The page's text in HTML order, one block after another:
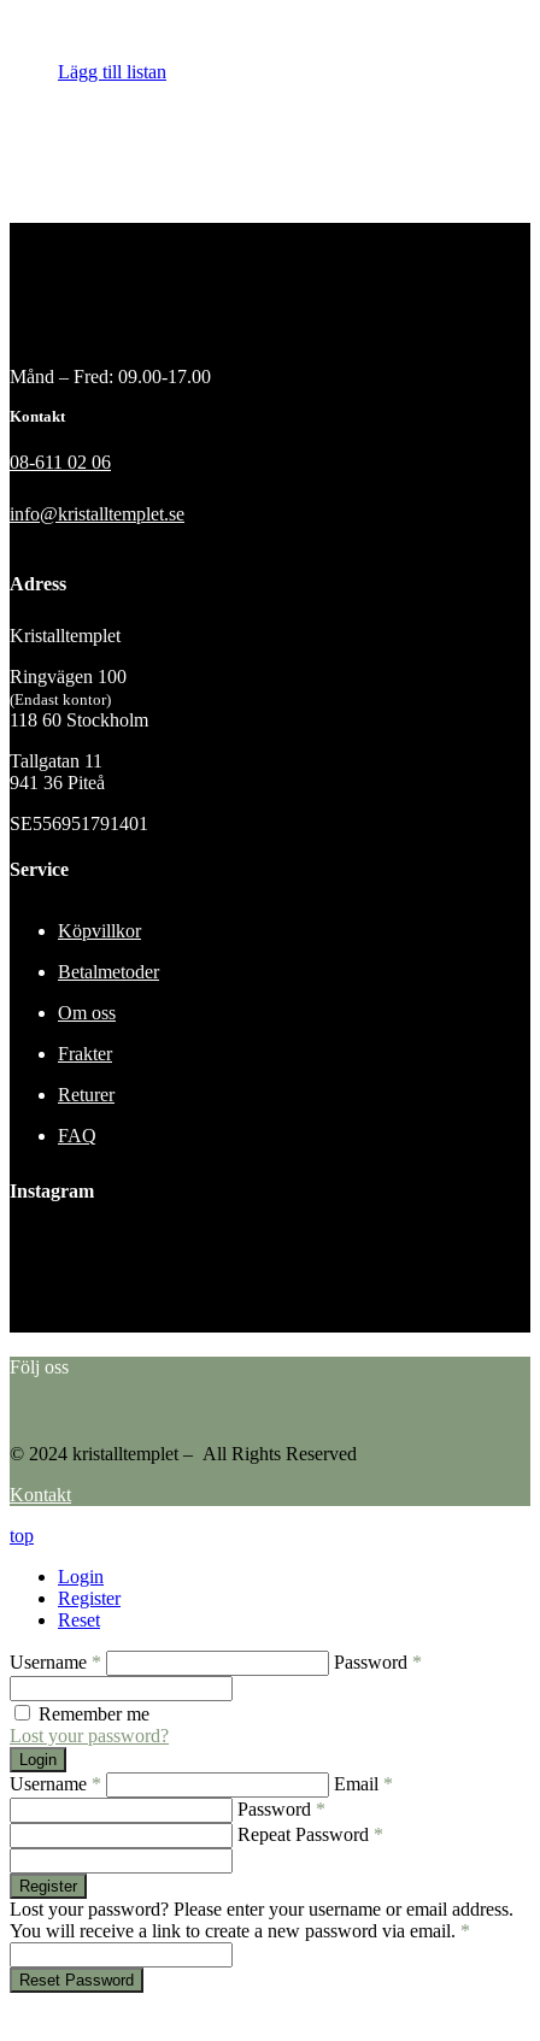
Lägg till listan
Månd – Fred: 09.00-17.00
Kontakt
08-611 02 06
info@kristalltemplet.se
Adress
Kristalltemplet
Ringvägen 100
(Endast kontor)
118 60 Stockholm
Tallgatan 11
941 36 Piteå
SE556951791401
Service
Köpvillkor
Betalmetoder
Om oss
Frakter
Returer
FAQ
Instagram
Följ oss
© 2024 kristalltemplet – All Rights Reserved
Kontakt
top
Login
Register
Reset
Username * Password *
Remember me
Lost your password?
Login
Username * Email *
Password *
Repeat Password *
Register
Lost your password? Please enter your username or email address.
You will receive a link to create a new password via email. *
Reset Password